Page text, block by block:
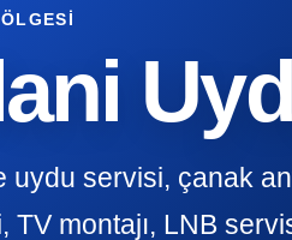
uydu servisi, çanak
TV montajı, LNB